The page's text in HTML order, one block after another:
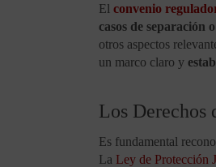
El convenio
casos de separación o
otros aspectos
un marco claro y
Los Derechos
Es fundamental
La Ley de Protección